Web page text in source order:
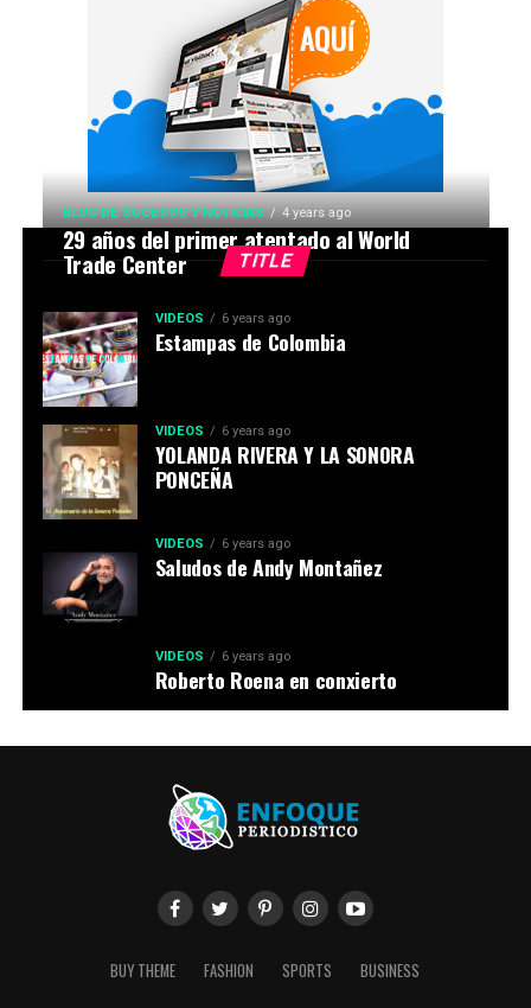
TITLE
BLOG DE SUCESOS Y NOTICIAS 4 years ago
29 años del primer atentado al World
Trade Center
VIDEOS 6 years ago
Estampas de Colombia
VIDEOS 6 years ago
YOLANDA RIVERA Y LA SONORA
PONCEÑA
VIDEOS 6 years ago
Saludos de Andy Montañez
VIDEOS 6 years ago
Roberto Roena en conxierto
BUY THEME FASHION SPORTS BUSINESS